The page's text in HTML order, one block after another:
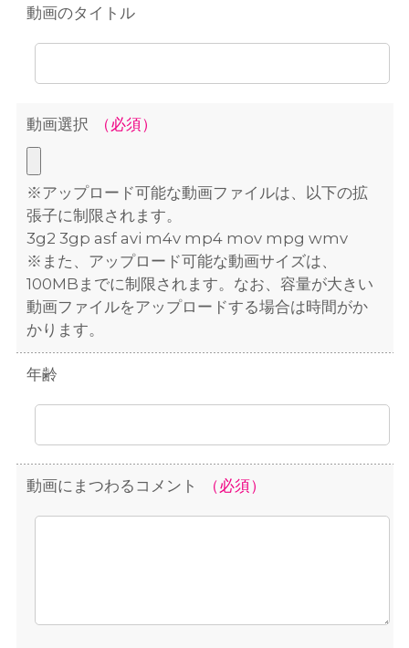
動画のタイトル
動画選択 （必須）
※アップロード可能な動画ファイルは、以下の拡
張子に制限されます。
3g2 3gp asf avi m4v mp4 mov mpg wmv
※また、アップロード可能な動画サイズは、
100MBまでに制限されます。なお、容量が大きい
動画ファイルをアップロードする場合は時間がか
かります。
年齢
動画にまつわるコメント （必須）